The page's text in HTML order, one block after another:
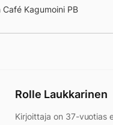
Café Kagumoini PB
Rolle Laukkarinen
Kirjoittaja on 37-vuotias